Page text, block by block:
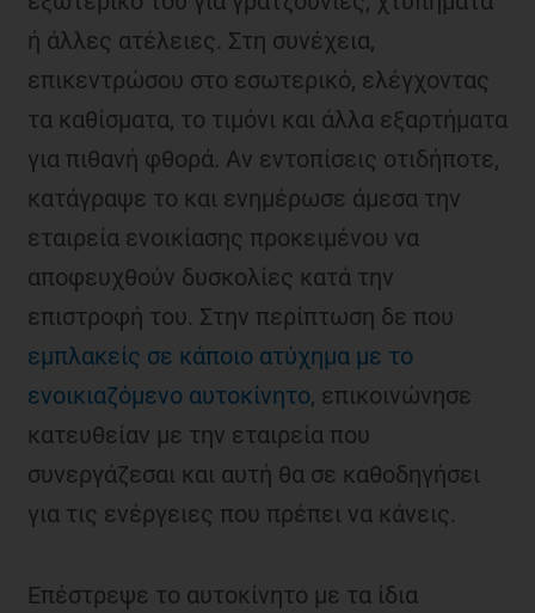
ή άλλες ατέλειες. Στη συνέχεια,
επικεντρώσου στο εσωτερικό, ελέγχοντας
τα καθίσματα, το τιμόνι και άλλα εξαρτήματα
για πιθανή φθορά. Αν εντοπίσεις οτιδήποτε,
κατάγραψε το και ενημέρωσε άμεσα την
εταιρεία ενοικίασης προκειμένου να
αποφευχθούν δυσκολίες κατά την
επιστροφή του. Στην περίπτωση δε που
εμπλακείς σε κάποιο ατύχημα με το
ενοικιαζόμενο αυτοκίνητο, επικοινώνησε
κατευθείαν με την εταιρεία που
συνεργάζεσαι και αυτή θα σε καθοδηγήσει
για τις ενέργειες που πρέπει να κάνεις.
Επέστρεψε το αυτοκίνητο με τα ίδια